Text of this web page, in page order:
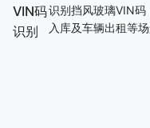
VIN码
识别
识别挡风玻璃VIN码
入库及车辆出租等